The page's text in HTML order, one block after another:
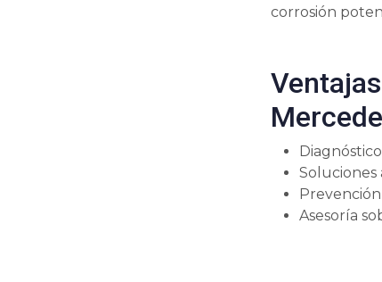
corrosión
Soluciones
Asesoría